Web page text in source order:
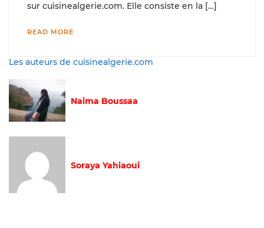
sur cuisinealgerie.com. Elle consiste en la […]
READ MORE
Les auteurs de cuisinealgerie.com
Naima Boussaa
Soraya Yahiaoui